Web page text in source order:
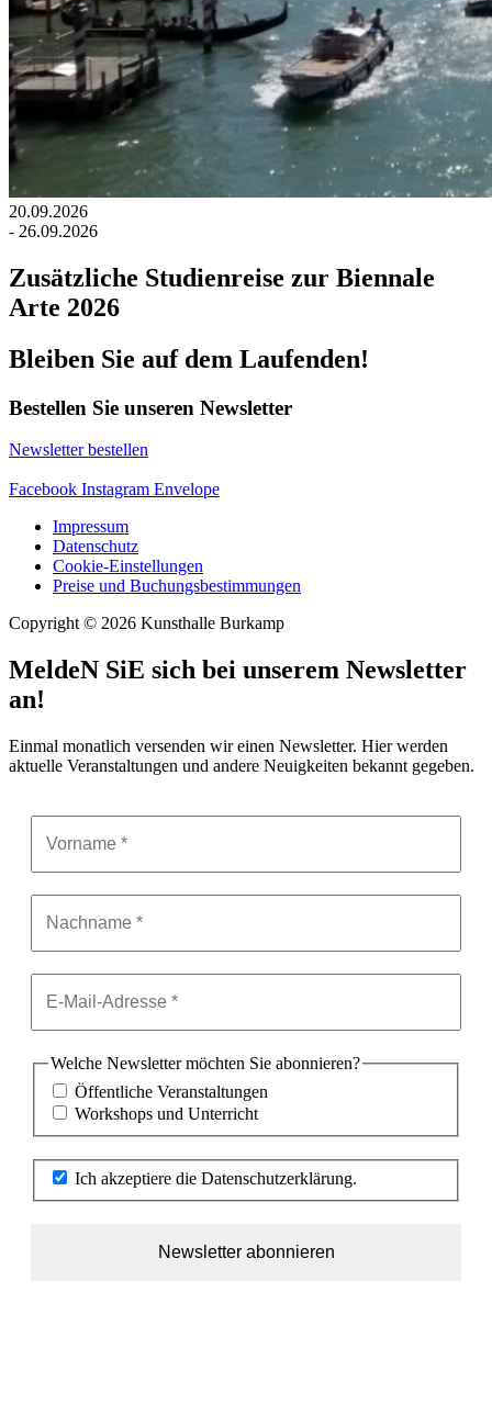
20.09.2026
- 26.09.2026
Zusätzliche Studienreise zur Biennale
Arte 2026
Bleiben Sie auf dem Laufenden!
Bestellen Sie unseren Newsletter
Newsletter bestellen
Facebook Instagram Envelope
Impressum
Datenschutz
Cookie-Einstellungen
Preise und Buchungsbestimmungen
Copyright © 2026 Kunsthalle Burkamp
MeldeN SiE sich bei unserem Newsletter
an!
Einmal monatlich versenden wir einen Newsletter. Hier werden
aktuelle Veranstaltungen und andere Neuigkeiten bekannt gegeben.
Welche Newsletter möchten Sie abonnieren?
Öffentliche Veranstaltungen
Workshops und Unterricht
Ich akzeptiere die Datenschutzerklärung.